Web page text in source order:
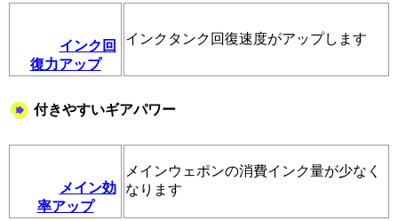
インク回
復力アップ
インクタンク回復速度がアップします
付きやすいギアパワー
メイン効
率アップ
メインウェポンの消費インク量が少なく
なります